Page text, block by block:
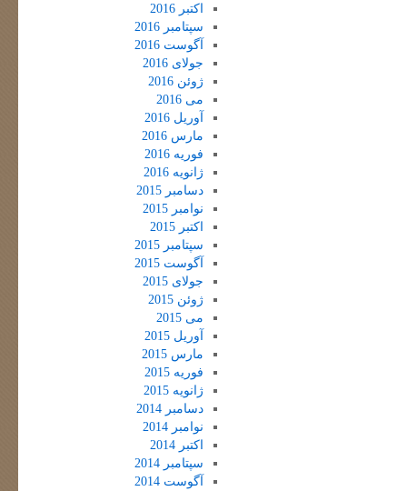
اکتبر 2016
سپتامبر 2016
آگوست 2016
جولای 2016
ژوئن 2016
می 2016
آوریل 2016
مارس 2016
فوریه 2016
ژانویه 2016
دسامبر 2015
نوامبر 2015
اکتبر 2015
سپتامبر 2015
آگوست 2015
جولای 2015
ژوئن 2015
می 2015
آوریل 2015
مارس 2015
فوریه 2015
ژانویه 2015
دسامبر 2014
نوامبر 2014
اکتبر 2014
سپتامبر 2014
آگوست 2014